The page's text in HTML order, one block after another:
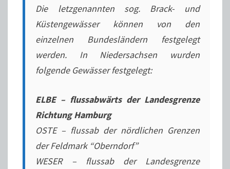
Die letzgenannten sog. Brack- und
Küstengewässer können von den
einzelnen Bundesländern festgelegt
werden. In Niedersachsen wurden
folgende Gewässer festgelegt:
ELBE – flussabwärts der Landesgrenze
Richtung Hamburg
OSTE – flussab der nördlichen Grenzen
der Feldmark “Oberndorf”
WESER – flussab der Landesgrenze